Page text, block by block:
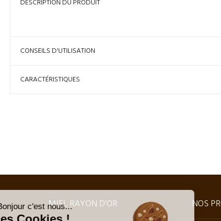
DESCRIPTION DU PRODUIT
CONSEILS D'UTILISATION
CARACTÉRISTIQUES
MIEL RAYON D'OR NOS
Bonjour c'est nous...